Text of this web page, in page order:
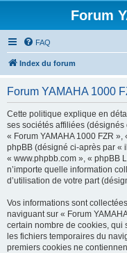
Forum
FAQ
Index du forum
Forum YAMAHA 1000
Cette politique explique en
ses sociétés affiliées
« Forum YAMAHA 1000 FZR
phpBB (désigné ci-après par «
« www.phpbb.com », « phpBB
n’importe quelle information
d’utilisation de votre part
Vos informations sont
naviguant sur « Forum
certain nombre de cookies, qui
les fichiers temporaires du
premiers cookies ne